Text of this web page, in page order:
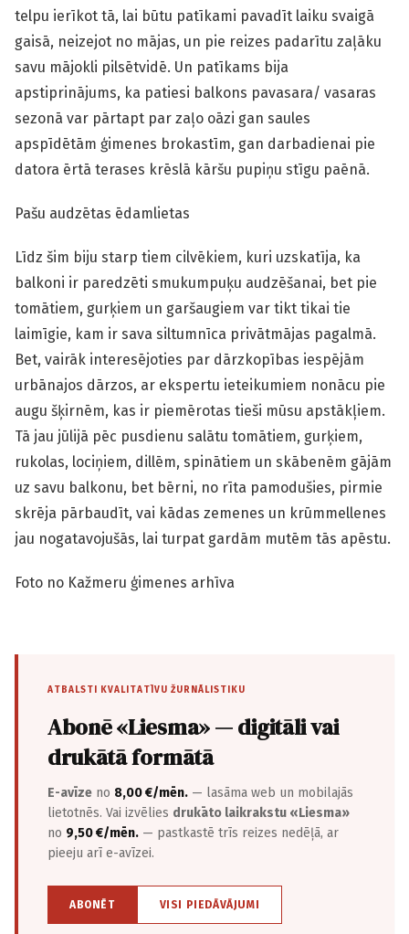
telpu ierīkot tā, lai būtu patīkami pavadīt laiku svaigā
gaisā, neizejot no mājas, un pie reizes padarītu zaļāku
savu mājokli pilsētvidē. Un patīkams bija
apstiprinājums, ka patiesi balkons pavasara/ vasaras
sezonā var pārtapt par zaļo oāzi gan saules
apspīdētām ģimenes brokastīm, gan darbadienai pie
datora ērtā terases krēslā kāršu pupiņu stīgu paēnā.
Pašu audzētas ēdamlietas
Līdz šim biju starp tiem cilvēkiem, kuri uzskatīja, ka
balkoni ir paredzēti smukumpuķu audzēšanai, bet pie
tomātiem, gurķiem un garšaugiem var tikt tikai tie
laimīgie, kam ir sava siltumnīca privātmājas pagalmā.
Bet, vairāk interesējoties par dārzkopības iespējām
urbānajos dārzos, ar ekspertu ieteikumiem nonācu pie
augu šķirnēm, kas ir piemērotas tieši mūsu apstākļiem.
Tā jau jūlijā pēc pusdienu salātu tomātiem, gurķiem,
rukolas, lociņiem, dillēm, spinātiem un skābenēm gājām
uz savu balkonu, bet bērni, no rīta pamodušies, pirmie
skrēja pārbaudīt, vai kādas zemenes un krūmmellenes
jau nogatavojušās, lai turpat gardām mutēm tās apēstu.
Foto no Kažmeru ģimenes arhīva
ATBALSTI KVALITATĪVU ŽURNĀLISTIKU
Abonē «Liesma» — digitāli vai
drukātā formātā
E-avīze no 8,00 €/mēn. — lasāma web un mobilajās
lietotnēs. Vai izvēlies drukāto laikrakstu «Liesma»
no 9,50 €/mēn. — pastkastē trīs reizes nedēļā, ar
pieeju arī e-avīzei.
ABONĒT VISI PIEDĀVĀJUMI